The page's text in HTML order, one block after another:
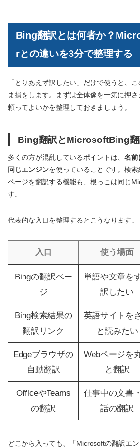
Bing翻訳とは何者か？
rとの違いを3分で整理する
「とりあえず訳したい」だけで使うと、
ま損をします。まずは全体像を一気に押
頼ってよいかを整理しておきましょう。
Bing翻訳とMicrosoftBing翻
多くの方が混乱しているポイントは、 名前
同じエンジンを使っていることです。検
ページを翻訳する機能も、根っこは同じ
す。
代表的な入口を整理するとこうなります。
入口 使う場面
Bingの翻訳ペー
ジ
単語や文章を
訳したい
Bing検索結果の
翻訳リンク
英語サイトを
と読みたい
Edgeブラウザの
自動翻訳
Webページを
と翻訳
OfficeやTeams
の翻訳
仕事中の文書
話の翻訳
どこから入っても、「Microsoftの翻訳エ